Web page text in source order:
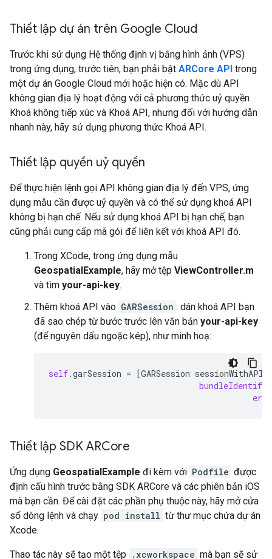
Thiết lập dự án trên Google Cloud
Trước khi sử dụng Hệ thống định vị bằng hình ảnh (VPS)
trong ứng dụng, trước tiên, bạn phải bật ARCore API trong
một dự án Google Cloud mới hoặc hiện có. Mặc dù API
không gian địa lý hoạt động với cả phương thức uỷ quyền
Khoá không tiếp xúc và Khoá API, nhưng đối với hướng dẫn
nhanh này, hãy sử dụng phương thức Khoá API.
Thiết lập quyền uỷ quyền
Để thực hiện lệnh gọi API không gian địa lý đến VPS, ứng
dụng mẫu cần được uỷ quyền và có thể sử dụng khoá API
không bị hạn chế. Nếu sử dụng khoá API bị hạn chế, bạn
cũng phải cung cấp mã gói để liên kết với khoá API đó.
Trong XCode, trong ứng dụng mẫu
GeospatialExample, hãy mở tệp ViewController.m
và tìm your-api-key.
Thêm khoá API vào GARSession : dán khoá API bạn
đã sao chép từ bước trước lên văn bản your-api-key
(để nguyên dấu ngoặc kép), như minh hoạ:
self.garSession = [GARSession
Thiết lập SDK ARCore
Ứng dụng GeospatialExample đi kèm với Podfile được
định cấu hình trước bằng SDK ARCore và các phiên bản iOS
mà bạn cần. Để cài đặt các phần phụ thuộc này, hãy mở cửa
sổ dòng lệnh và chạy pod install từ thư mục chứa dự án
Xcode.
Thao tác này sẽ tạo một tệp .xcworkspace mà bạn sẽ sử